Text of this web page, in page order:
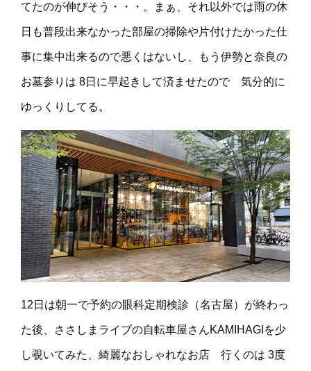
てたのが伸びそう・・・。まぁ、それ以外では雨の休
日も普段出来なかった部屋の掃除や片付けたかった仕
事に集中出来るので悪くはないし、もう伊勢と奈良の
お墓参りは 8日に早起きして済ませたので 気分的に
ゆっくりしてる。
12日は朝一で予約の眼科定期検診（名古屋）が終わっ
た後、ささしまライブの自転車屋さんKAMIHAGIを少
し覗いてみた、綺麗なおしゃれなお店 行くのは 3度